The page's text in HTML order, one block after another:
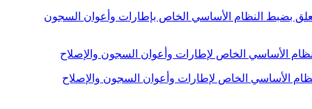
1991 مؤرخ في 13 أفريل 1991 يتعلق بمخالفة بعض أحكام الأمر عدد 753 لسنة 1984 المؤرخ في 30 أفريل 1991 المتعلق بضبط النظام الأساسي الخاص بإطارات وأعوان السجون